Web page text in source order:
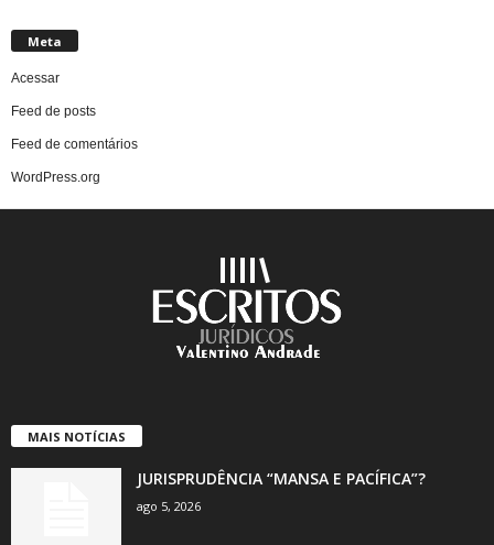
Meta
Acessar
Feed de posts
Feed de comentários
WordPress.org
MAIS NOTÍCIAS
JURISPRUDÊNCIA “MANSA E PACÍFICA”?
ago 5, 2026